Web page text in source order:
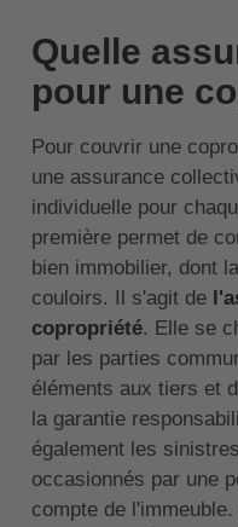
Quelle
pour une
Pour couvrir une
une assurance
individuelle pour
première permet de
bien immobilier, dont
couloirs. Il s'agit de
copropriété. Elle se
par les parties
éléments aux tiers et
la garantie
également les
occasionnés par une
compte de